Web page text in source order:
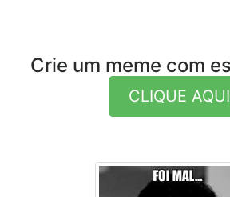
Crie um meme com
CLIQUE AQUI